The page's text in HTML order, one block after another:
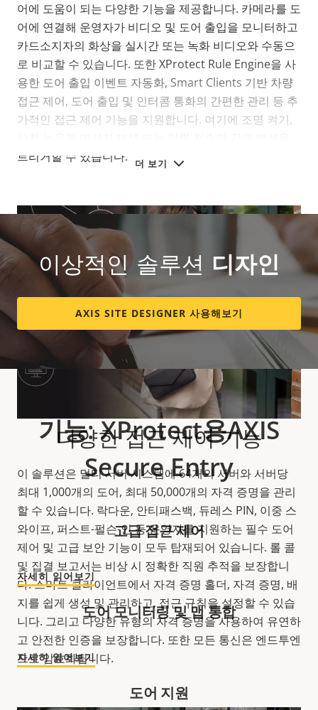
더 보기
어에 도움이 되는 다양한 기능을 제공합니다. 카메라를 도
어에 연결해 운영자가 비디오 및 도어 출입을 모니터하고
카드소지자의 화상을 실시간 또는 녹화 비디오와 수동으
로 비교할 수 있습니다. 또한 XProtect Rule Engine을 사
용한 도어 출입 이벤트 자동화, Smart Clients 기반 차량
접근 제어, 도어 출입 및 인터콤 통화의 간편한 관리 등 추
가적인 접근 제어 기능을 지원합니다. 여기에 조명 켜기,
트리거할 수 있습니다.
다양한 접근 제어 기능
이 솔루션은 멀티 서버 시스템에 64개의 서버와 서버당
최대 1,000개의 도어, 최대 50,000개의 자격 증명을 관리
할 수 있습니다. 락다운, 안티패스백, 듀레스 PIN, 이중 스
와이프, 퍼스트-펄슨-인 등 운영자를 지원하는 필수 도어
제어 및 고급 보안 기능이 모두 탑재되어 있습니다. 롤 콜
및 집결 보고서는 비상 시 정확한 직원 추적을 보장합니
다. 스마트 클라이언트에서 자격 증명 홀더, 자격 증명, 배
지를 쉽게 생성 및 관리하고, 접근 규칙을 설정할 수 있습
니다. 그리고 다양한 유형의 자격 증명을 사용하여 유연하
고 안전한 인증을 보장합니다. 또한 모든 통신은 엔드투엔
드로 암호화됩니다.
이상적인 솔루션 디자인
AXIS SITE DESIGNER 사용해보기
기능: XProtect용AXIS
Secure Entry
고급 접근 제어
자세히 읽어보기
도어 모니터링 및 맵 통합
자세히 읽어보기
도어 지원